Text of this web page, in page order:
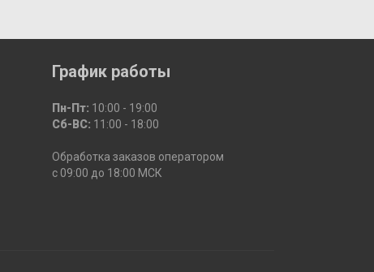
График работы
Пн-Пт: 10:00 - 19:00
Сб-ВС: 11:00 - 18:00
Обработка заказов оператором
с 09:00 до 18:00 МСК